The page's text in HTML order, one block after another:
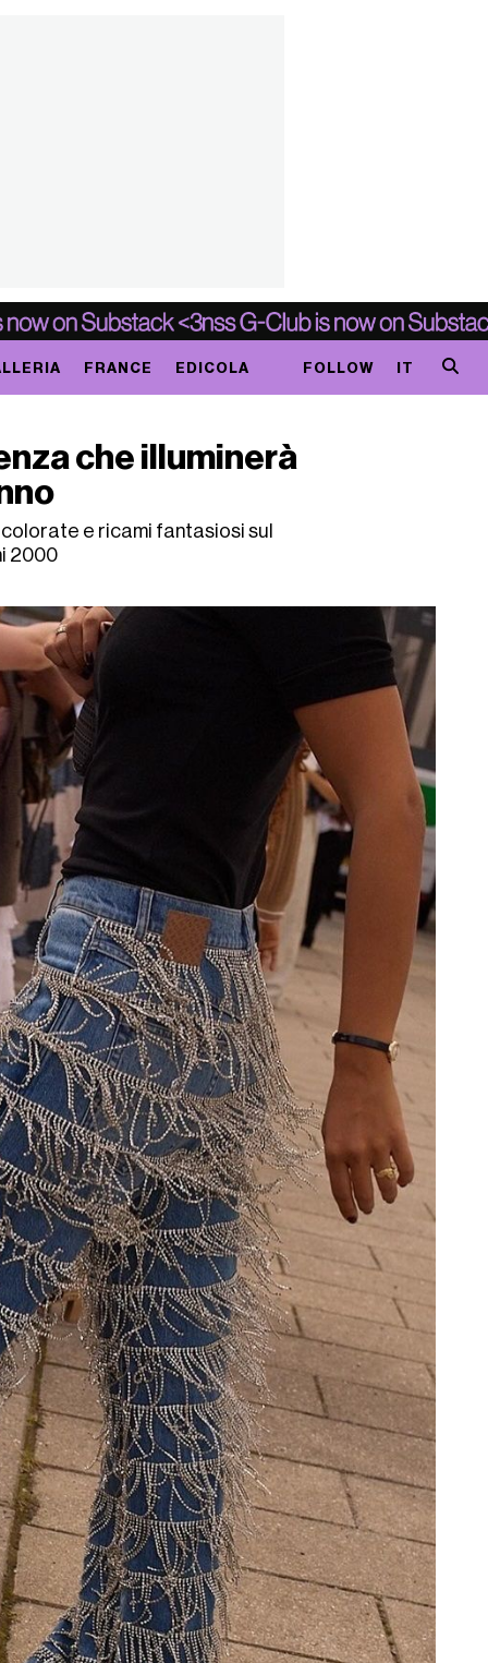
FRANCE EDICOLA FOLLOW IT
che illuminerà
e ricami fantasiosi sul
2000